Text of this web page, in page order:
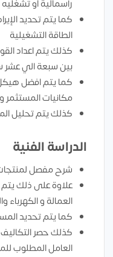
رأسمالية او تشغليه
كما يتم تحديد
الطاقة التشغيلية
كذلك يتم اعداد
بين سبعة الي عشر
كما يتم افضل
مكانيات
كذلك يتم تحليل
الدراسة الفنية
شرح مفصل
علاوة على ذلك
العمالة و الكهرباء
كما يتم تحديد
كذلك حصر
العامل المطلوب